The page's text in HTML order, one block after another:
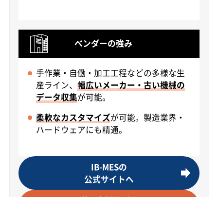
ベンダーの強み
手作業・自働・加工工程などの多様な生
産ライン、幅広いメーカー・古い機械の
データ収集が可能。
柔軟なカスタマイズが可能。製造業界・
ハードウェアにも精通。
IB-MESの
公式サイトへ